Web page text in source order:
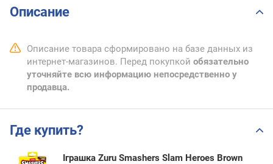
Описание
Описание товара сформировано на базе данных из
интернет-магазинов. Перед покупкой обязательно
уточняйте всю информацию непосредственно у
продавца.
Где купить?
Іграшка Zuru Smashers Slam Heroes Brown